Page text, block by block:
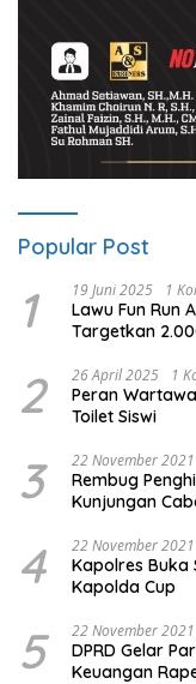
Popular Post
1 19 Juni 2025 1
Lawu Fun Run
Targetkan
2 26 April 2025 1
Peran
Toilet Siswi
3 22 November 2021
Rembug
Kunjungan
4 22 November 2021
Kapolres Buka
Kapolda Cup
5 22 November 2021
DPRD Gelar
Keuangan